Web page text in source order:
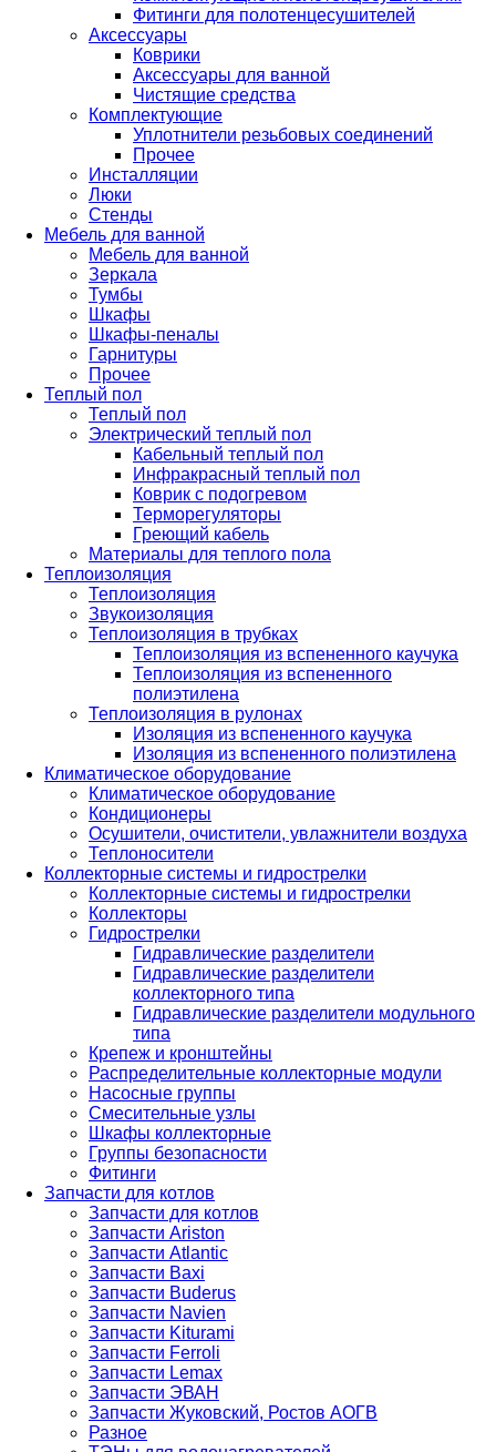
Фитинги для полотенцесушителей
Аксессуары
Коврики
Аксессуары для ванной
Чистящие средства
Комплектующие
Уплотнители резьбовых соединений
Прочее
Инсталляции
Люки
Стенды
Мебель для ванной
Мебель для ванной
Зеркала
Тумбы
Шкафы
Шкафы-пеналы
Гарнитуры
Прочее
Теплый пол
Теплый пол
Электрический теплый пол
Кабельный теплый пол
Инфракрасный теплый пол
Коврик с подогревом
Терморегуляторы
Греющий кабель
Материалы для теплого пола
Теплоизоляция
Теплоизоляция
Звукоизоляция
Теплоизоляция в трубках
Теплоизоляция из вспененного каучука
Теплоизоляция из вспененного
полиэтилена
Теплоизоляция в рулонах
Изоляция из вспененного каучука
Изоляция из вспененного полиэтилена
Климатическое оборудование
Климатическое оборудование
Кондиционеры
Осушители, очистители, увлажнители воздуха
Теплоносители
Коллекторные системы и гидрострелки
Коллекторные системы и гидрострелки
Коллекторы
Гидрострелки
Гидравлические разделители
Гидравлические разделители
коллекторного типа
Гидравлические разделители модульного
типа
Крепеж и кронштейны
Распределительные коллекторные модули
Насосные группы
Смесительные узлы
Шкафы коллекторные
Группы безопасности
Фитинги
Запчасти для котлов
Запчасти для котлов
Запчасти Ariston
Запчасти Atlantic
Запчасти Baxi
Запчасти Buderus
Запчасти Navien
Запчасти Kiturami
Запчасти Ferroli
Запчасти Lemax
Запчасти ЭВАН
Запчасти Жуковский, Ростов АОГВ
Разное